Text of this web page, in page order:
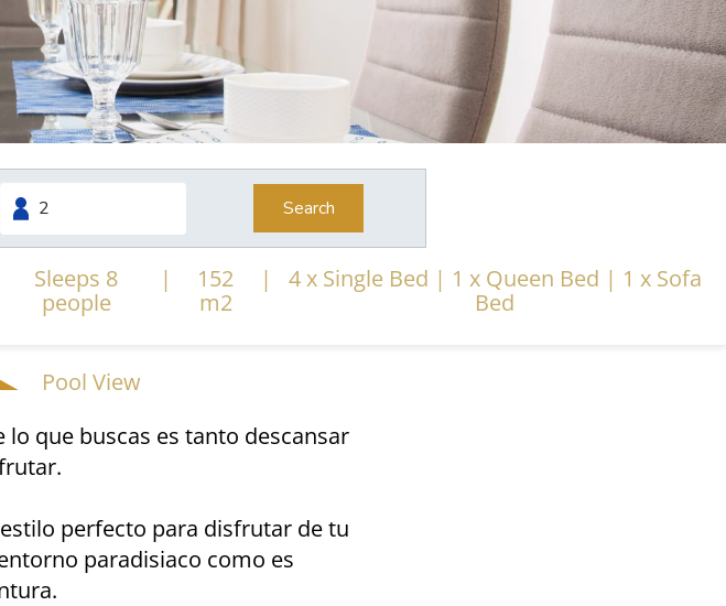
Search
Sleeps 8
people
|
152
m2
| 4 x Single Bed | 1 x Queen Bed | 1 x Sofa
Bed
Pool View
lo que buscas es tanto descansar
perfecto para disfrutar de tu
paradisiaco como es